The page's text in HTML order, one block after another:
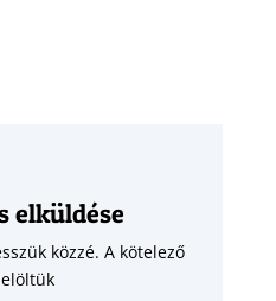
elküldése
közzé. A kötelező